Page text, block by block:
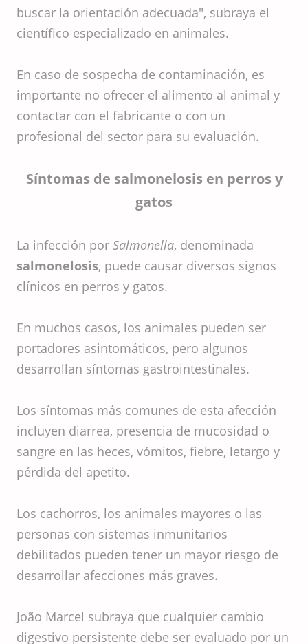
buscar la orientación adecuada", subraya el
científico especializado en animales.
En caso de sospecha de contaminación, es
importante no ofrecer el alimento al animal y
contactar con el fabricante o con un
profesional del sector para su evaluación.
Síntomas de salmonelosis en perros y
gatos
La infección por Salmonella, denominada
salmonelosis, puede causar diversos signos
clínicos en perros y gatos.
En muchos casos, los animales pueden ser
portadores asintomáticos, pero algunos
desarrollan síntomas gastrointestinales.
Los síntomas más comunes de esta afección
incluyen diarrea, presencia de mucosidad o
sangre en las heces, vómitos, fiebre, letargo y
pérdida del apetito.
Los cachorros, los animales mayores o las
personas con sistemas inmunitarios
debilitados pueden tener un mayor riesgo de
desarrollar afecciones más graves.
João Marcel subraya que cualquier cambio
digestivo persistente debe ser evaluado por un